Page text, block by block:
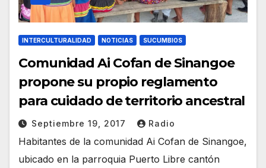
INTERCULTURALIDAD NOTICIAS SUCUMBIOS
Comunidad Ai Cofan de Sinangoe
propone su propio reglamento
para cuidado de territorio ancestral
Septiembre 19, 2017 Radio
Habitantes de la comunidad Ai Cofan de Sinangoe,
ubicado en la parroquia Puerto Libre cantón